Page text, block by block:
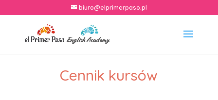
biuro@elprimerpaso.pl
Cennik kursów